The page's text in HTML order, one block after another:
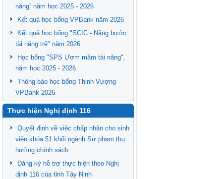
năng” năm học 2025 - 2026
Kết quả học bổng VPBank năm 2026
Kết quả học bổng "SCIC - Nâng bước
tài năng trẻ" năm 2026
Học bổng "SPS Ươm mầm tài năng",
năm học 2025 - 2026
Thông báo học bổng Thịnh Vượng
VPBank 2026
Thực hiện Nghị định 116
Quyết định về việc chấp nhận cho sinh
viên khóa 51 khối ngành Sư phạm thụ
hưởng chính sách
Đăng ký hỗ trợ thực hiện theo Nghị
định 116 của tỉnh Tây Ninh